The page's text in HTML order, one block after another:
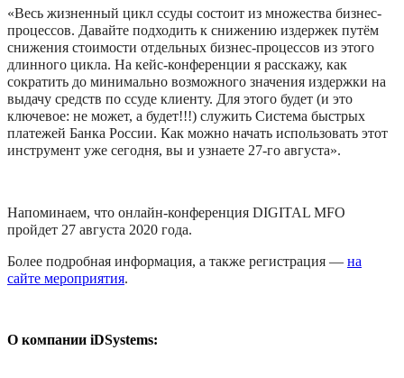
«Весь жизненный цикл ссуды состоит из множества бизнес-
процессов. Давайте подходить к снижению издержек путём
снижения стоимости отдельных бизнес-процессов из этого
длинного цикла. На кейс-конференции я расскажу, как
сократить до минимально возможного значения издержки на
выдачу средств по ссуде клиенту. Для этого будет (и это
ключевое: не может, а будет!!!) служить Система быстрых
платежей Банка России. Как можно начать использовать этот
инструмент уже сегодня, вы и узнаете 27-го августа».
Напоминаем, что онлайн-конференция DIGITAL MFO
пройдет 27 августа 2020 года.
Более подробная информация, а также регистрация — на
сайте мероприятия.
О компании iDSystems: